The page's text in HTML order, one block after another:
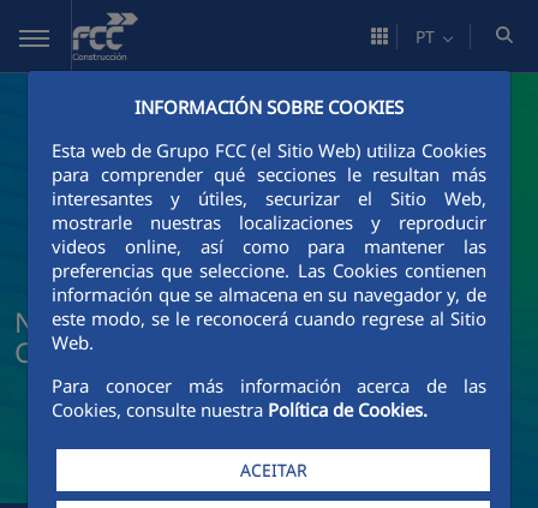
Pular para o Conteúdo principal
INFORMACIÓN SOBRE COOKIES
Esta web de Grupo FCC (el Sitio Web) utiliza Cookies
para comprender qué secciones le resultan más
interesantes y útiles, securizar el Sitio Web,
mostrarle nuestras localizaciones y reproducir
videos online, así como para mantener las
preferencias que seleccione. Las Cookies contienen
información que se almacena en su navegador y, de
este modo, se le reconocerá cuando regrese al Sitio
Web.
Para conocer más información acerca de las
Cookies, consulte nuestra Política de Cookies.
ACEITAR
PT
Notícias e atualidade da FCC
Construcción